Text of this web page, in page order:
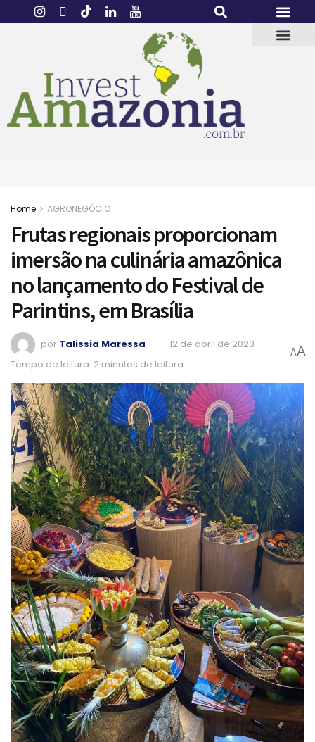
Home AGRONEGÓCIO
Frutas regionais proporcionam
imersão na culinária amazônica
no lançamento do Festival de
Parintins, em Brasília
por Talissia Maressa
12 de abril de 2023
Tempo de leitura: 2 minutos de leitura
AA